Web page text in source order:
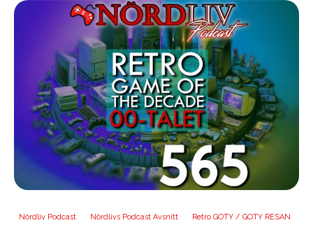
Nördliv Podcast Nördlivs Podcast Avsnitt Retro GOTY / GOTY RESAN